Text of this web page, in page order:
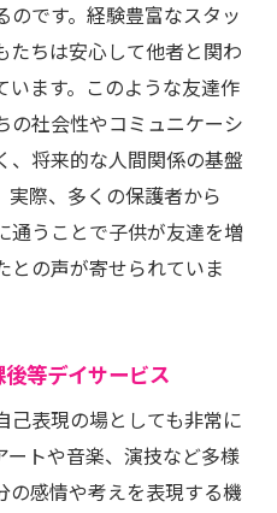
です。経験豊富なスタッ
たちは安心して他者と関わ
います。このような友達作
の社会性やコミュニケーシ
、将来的な人間関係の基盤
実際、多くの保護者から
通うことで子供が友達を増
との声が寄せられていま
等デイサービス
表現の場としても非常に
トや音楽、演技など多様
の感情や考えを表現する機